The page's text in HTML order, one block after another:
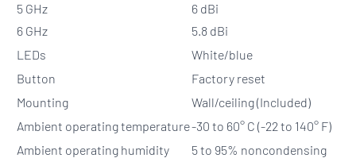
5 GHz
6 GHz
6 dBi
5.8 dBi
LEDs
White/blue
Button
Factory reset
Mounting
Wall/ceiling (Included)
Ambient operating temperature-30 to 60° C (-22 to 140° F)
Ambient operating humidity
5 to 95% noncondensing